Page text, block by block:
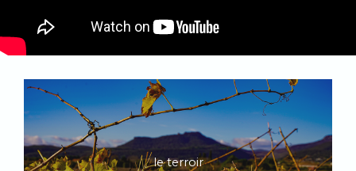
le terroir